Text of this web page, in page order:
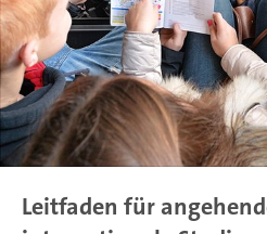
Leitfaden für